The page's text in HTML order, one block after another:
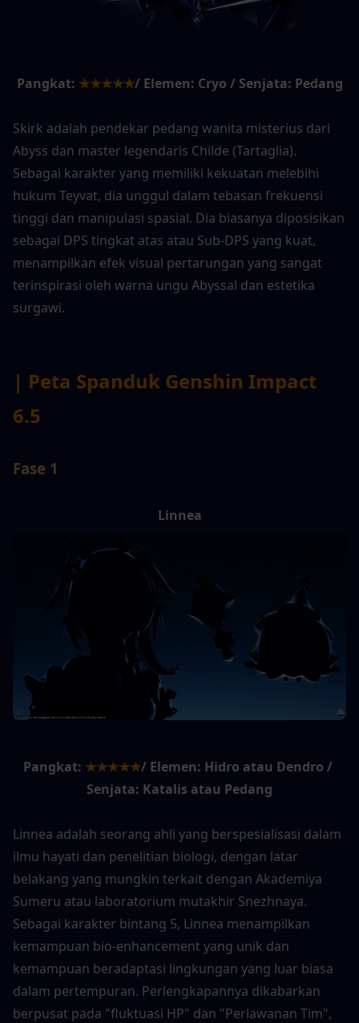
Pangkat: ★★★★★/ Elemen: Cryo / Senjata: Pedang
Skirk adalah pendekar pedang wanita misterius dari
Abyss dan master legendaris Childe (Tartaglia).
Sebagai karakter yang memiliki kekuatan melebihi
hukum Teyvat, dia unggul dalam tebasan frekuensi
tinggi dan manipulasi spasial. Dia biasanya diposisikan
sebagai DPS tingkat atas atau Sub-DPS yang kuat,
menampilkan efek visual pertarungan yang sangat
terinspirasi oleh warna ungu Abyssal dan estetika
surgawi.
| Peta Spanduk Genshin Impact
6.5
Fase 1
Linnea
Pangkat: ★★★★★/ Elemen: Hidro atau Dendro /
Senjata: Katalis atau Pedang
Linnea adalah seorang ahli yang berspesialisasi dalam
ilmu hayati dan penelitian biologi, dengan latar
belakang yang mungkin terkait dengan Akademiya
Sumeru atau laboratorium mutakhir Snezhnaya.
Sebagai karakter bintang 5, Linnea menampilkan
kemampuan bio-enhancement yang unik dan
kemampuan beradaptasi lingkungan yang luar biasa
dalam pertempuran. Perlengkapannya dikabarkan
berpusat pada "fluktuasi HP" dan "Perlawanan Tim",